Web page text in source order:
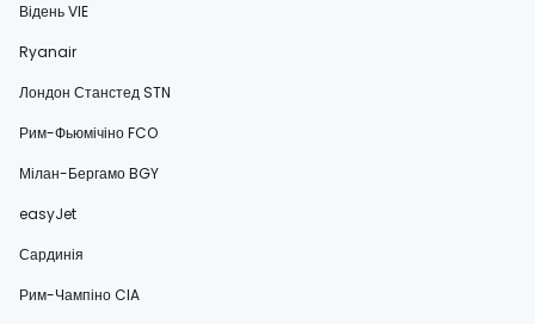
Відень VIE
Ryanair
Лондон Станстед STN
Рим-Фьюмічіно FCO
Мілан-Бергамо BGY
easyJet
Сардинія
Рим-Чампіно CIA